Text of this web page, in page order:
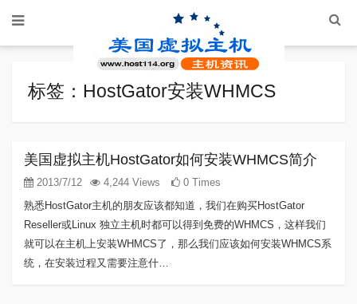
标签：HostGator安装WHMCS
美国虚拟主机HostGator如何安装WHMCS简介
2013/7/12 4,244 Views
0 Times
熟悉HostGator主机的朋友应该都知道，我们在购买HostGator
Reseller或Linux 独立主机时都可以得到免费的WHMCS，这样我们
就可以在主机上安装WHMCS了，那么我们应该如何安装WHMCS系
统，在安装过程又需要注意什…